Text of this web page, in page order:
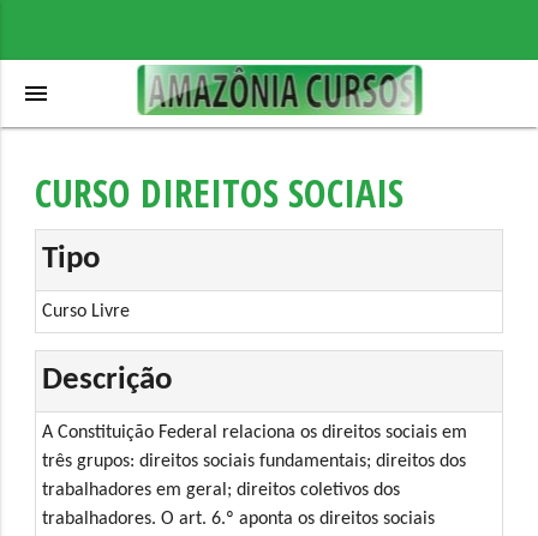
menu
CURSO DIREITOS SOCIAIS
Tipo
Curso Livre
Descrição
A Constituição Federal relaciona os direitos sociais em
três grupos: direitos sociais fundamentais; direitos dos
trabalhadores em geral; direitos coletivos dos
trabalhadores. O art. 6.º aponta os direitos sociais